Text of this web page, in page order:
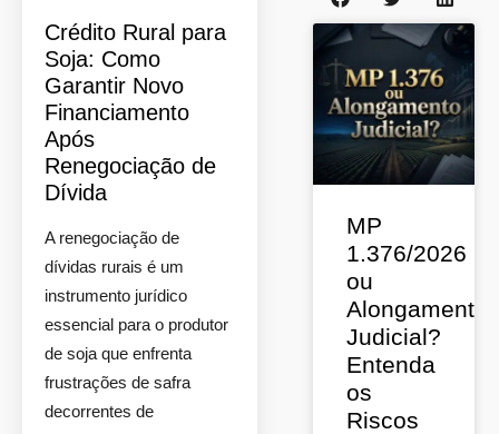
Crédito Rural para
Soja: Como
Garantir Novo
Financiamento
Após
Renegociação de
Dívida
A renegociação de
dívidas rurais é um
instrumento jurídico
essencial para o produtor
de soja que enfrenta
frustrações de safra
decorrentes de
MP
1.376/2026
ou
Alongamento
Judicial?
Entenda
os
Riscos